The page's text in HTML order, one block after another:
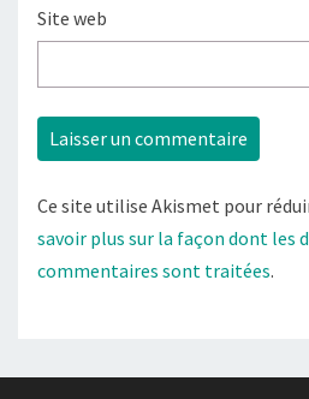
Site web
Ce site utilise Akismet pour
savoir plus sur la façon dont les
commentaires sont traitées.